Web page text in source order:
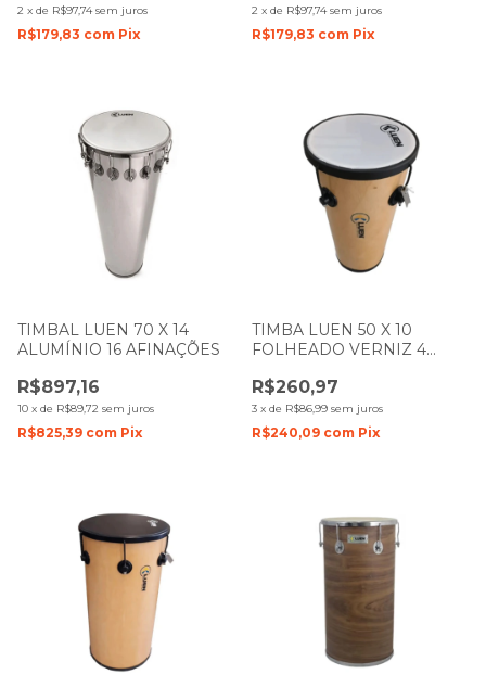
2 x de R$97,74 sem juros
R$179,83 com Pix
2 x de R$97,74 sem juros
R$179,83 com Pix
TIMBAL LUEN 70 X 14
ALUMÍNIO 16 AFINAÇÕES
R$897,16
10 x de R$89,72 sem juros
R$825,39 com Pix
TIMBA LUEN 50 X 10
FOLHEADO VERNIZ 4
R$260,97
3 x de R$86,99 sem juros
R$240,09 com Pix